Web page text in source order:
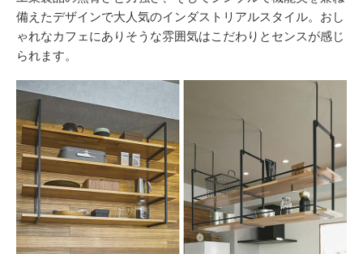
備えたデザインで大人気のインダストリアルスタイル。おし
ゃれなカフェにありそうな雰囲気はこだわりとセンスが感じ
られます。